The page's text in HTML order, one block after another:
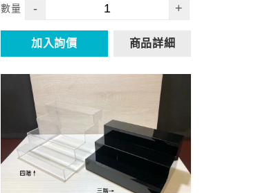
數量 - +
加入詢價 商品詳細